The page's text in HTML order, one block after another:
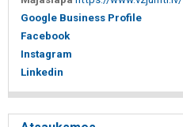
Google Business Profile
Facebook
Instagram
Linkedin